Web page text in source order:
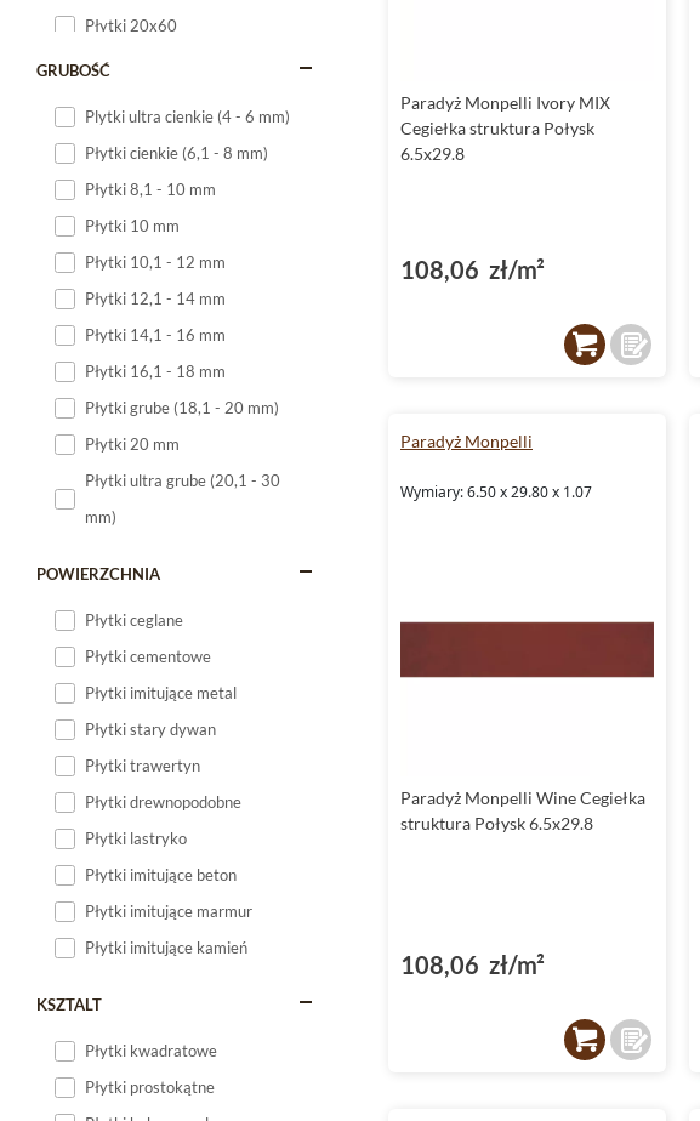
Płytki 20x60
Płytki 20x120
Płytki małe
GRUBOŚĆ
Plytki ultra cienkie (4 - 6 mm)
Płytki cienkie (6,1 - 8 mm)
Płytki 8,1 - 10 mm
Płytki 10 mm
Płytki 10,1 - 12 mm
Płytki 12,1 - 14 mm
Płytki 14,1 - 16 mm
Płytki 16,1 - 18 mm
Płytki grube (18,1 - 20 mm)
Płytki 20 mm
Płytki ultra grube (20,1 - 30
mm)
POWIERZCHNIA
Płytki ceglane
Płytki cementowe
Płytki imitujące metal
Płytki stary dywan
Płytki trawertyn
Płytki drewnopodobne
Płytki lastryko
Płytki imitujące beton
Płytki imitujące marmur
Płytki imitujące kamień
KSZTALT
Płytki kwadratowe
Płytki prostokątne
Paradyż Monpelli Ivory MIX
Cegiełka struktura Połysk
6.5x29.8
108,06 zł/m²
Paradyż Monpelli
Wymiary: 6.50 x 29.80 x 1.07
Paradyż Monpelli Wine Cegiełka
struktura Połysk 6.5x29.8
108,06 zł/m²